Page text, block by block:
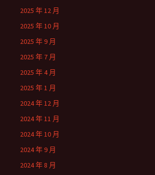
2025 年 12 月
2025 年 10 月
2025 年 9 月
2025 年 7 月
2025 年 4 月
2025 年 1 月
2024 年 12 月
2024 年 11 月
2024 年 10 月
2024 年 9 月
2024 年 8 月